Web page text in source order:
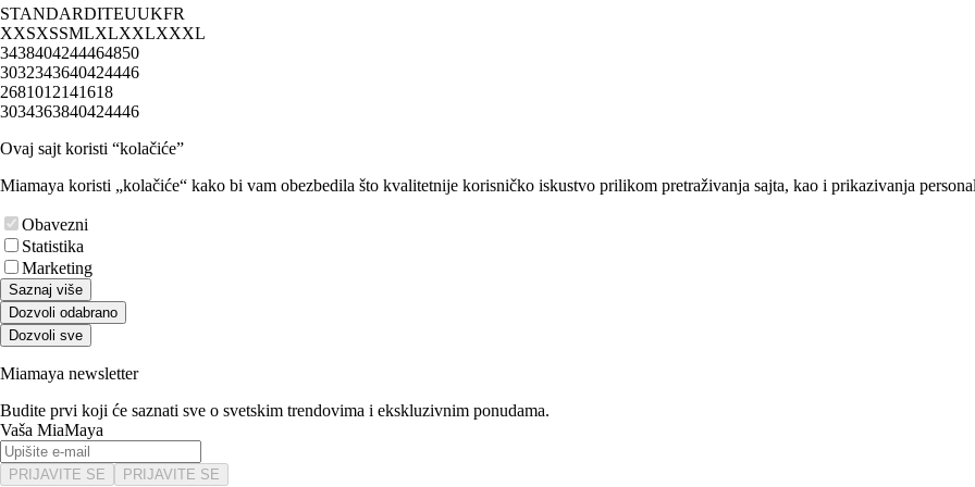
STANDARDITEUUKFR
XXSXSSMLXLXXLXXXL
3438404244464850
3032343640424446
2681012141618
3034363840424446
Ovaj sajt koristi “kolačiće”
Miamaya koristi „kolačiće“ kako bi vam obezbedila što kvalitetnije korisničko iskustvo prilikom pretraživanja sajta, kao i prikazivanja
Obavezni
Statistika
Marketing
Saznaj više
Dozvoli odabrano
Dozvoli sve
Miamaya newsletter
Budite prvi koji će saznati sve o svetskim trendovima i ekskluzivnim ponudama.
Vaša MiaMaya
PRIJAVITE SE PRIJAVITE SE